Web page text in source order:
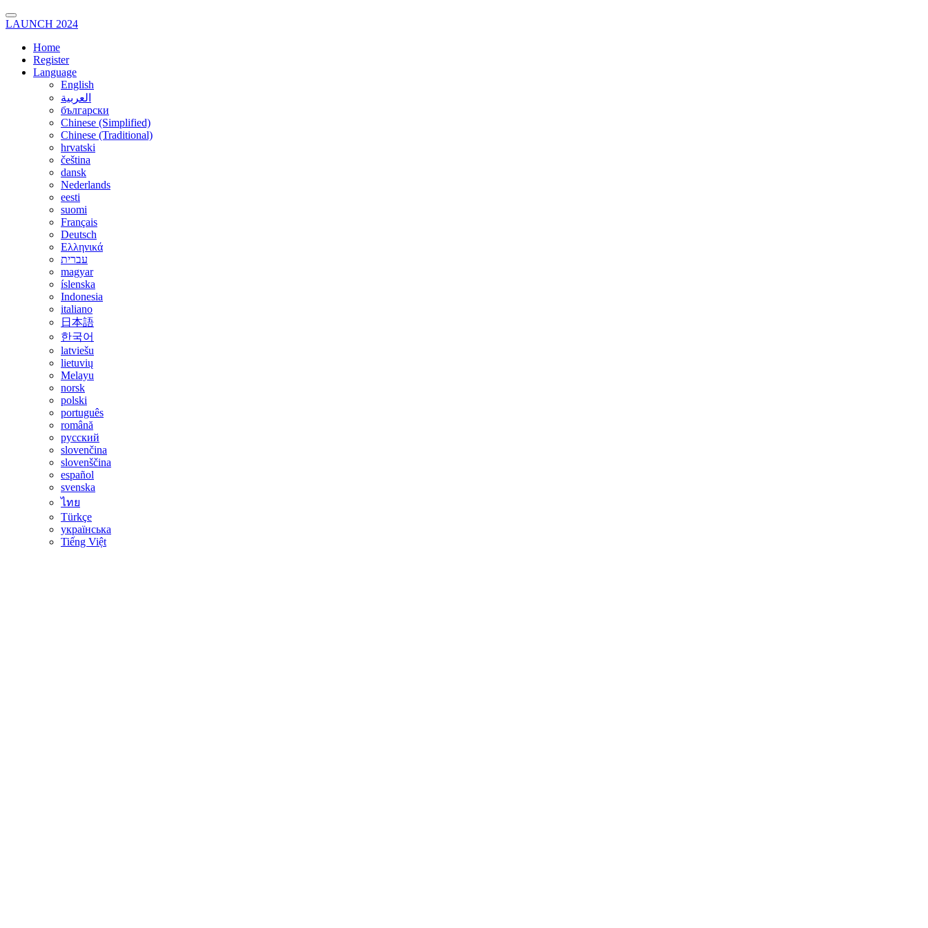
LAUNCH 2024
Home
Register
Language
English
العربية
български
Chinese (Simplified)
Chinese (Traditional)
hrvatski
čeština
dansk
Nederlands
eesti
suomi
Français
Deutsch
Ελληνικά
עברית
magyar
íslenska
Indonesia
italiano
日本語
한국어
latviešu
lietuvių
Melayu
norsk
polski
português
română
русский
slovenčina
slovenščina
español
svenska
ไทย
Türkçe
українська
Tiếng Việt